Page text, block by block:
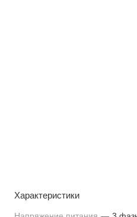
Характеристики